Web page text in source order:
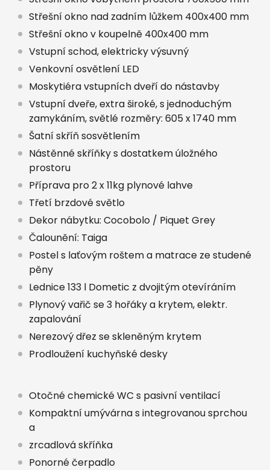
Střešní okno nad zadním lůžkem 400x400 mm
Střešní okno v koupelně 400x400 mm
Vstupní schod, elektricky výsuvný
Venkovní osvětlení LED
Moskytiéra vstupních dveří do nástavby
Vstupní dveře, extra široké, s jednoduchým
zamykáním, světlé rozměry: 605 x 1740 mm
Šatní skříň sosvětlením
Nástěnné skříňky s dostatkem úložného
prostoru
Příprava pro 2 x 11kg plynové lahve
Třetí brzdové světlo
Dekor nábytku: Cocobolo / Piquet Grey
Čalounění: Taiga
Postel s laťovým roštem a matrace ze studené
pěny
Lednice 133 l Dometic z dvojitým otevíráním
Plynový vařič se 3 hořáky a krytem, elektr.
zapalování
Nerezový dřez se skleněným krytem
Prodloužení kuchyňské desky
Otočné chemické WC s pasivní ventilací
Kompaktní umývárna s integrovanou sprchou
a
zrcadlová skříňka
Ponorné čerpadlo